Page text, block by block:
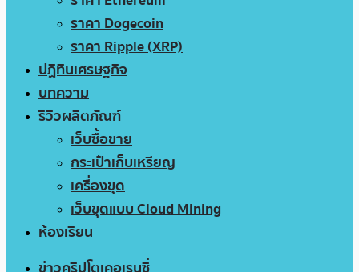
ราคา Dogecoin
ราคา Ripple (XRP)
ปฏิทินเศรษฐกิจ
บทความ
รีวิวผลิตภัณฑ์
เว็บซื้อขาย
กระเป๋าเก็บเหรียญ
เครื่องขุด
เว็บขุดแบบ Cloud Mining
ห้องเรียน